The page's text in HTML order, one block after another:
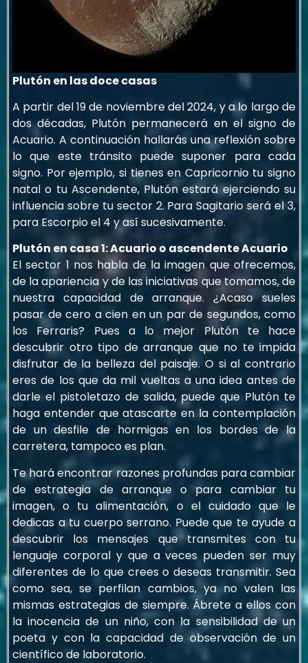
Plutón en las doce casas
A partir del 19 de noviembre del 2024, y a lo largo de
dos décadas, Plutón permanecerá en el signo de
Acuario. A continuación hallarás una reflexión sobre
lo que este tránsito puede suponer para cada
signo. Por ejemplo, si tienes en Capricornio tu signo
natal o tu Ascendente, Plutón estará ejerciendo su
influencia sobre tu sector 2. Para Sagitario será el 3,
para Escorpio el 4 y así sucesivamente.
Plutón en casa 1: Acuario o ascendente Acuario
El sector 1 nos habla de la imagen que ofrecemos,
de la apariencia y de las iniciativas que tomamos, de
nuestra capacidad de arranque. ¿Acaso sueles
pasar de cero a cien en un par de segundos, como
los Ferraris? Pues a lo mejor Plutón te hace
descubrir otro tipo de arranque que no te impida
disfrutar de la belleza del paisaje. O si al contrario
eres de los que da mil vueltas a una idea antes de
darle el pistoletazo de salida, puede que Plutón te
haga entender que atascarte en la contemplación
de un desfile de hormigas en los bordes de la
carretera, tampoco es plan.
Te hará encontrar razones profundas para cambiar
de estrategia de arranque o para cambiar tu
imagen, o tu alimentación, o el cuidado que le
dedicas a tu cuerpo serrano. Puede que te ayude a
descubrir los mensajes que transmites con tu
lenguaje corporal y que a veces pueden ser muy
diferentes de lo que crees o deseas transmitir. Sea
como sea, se perfilan cambios, ya no valen las
mismas estrategias de siempre. Ábrete a ellos con
la inocencia de un niño, con la sensibilidad de un
poeta y con la capacidad de observación de un
científico de laboratorio.